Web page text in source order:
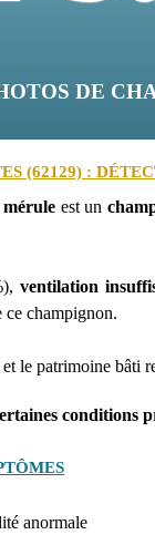
DE
(62129) :
mérule est un
ventilation
champignon.
le patrimoine bâti
conditions
anormale